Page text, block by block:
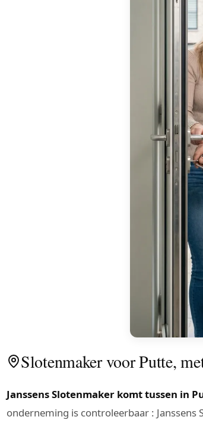
Slotenmaker voor Putte,
Janssens Slotenmaker komt tussen in
onderneming is controleerbaar : Janssens